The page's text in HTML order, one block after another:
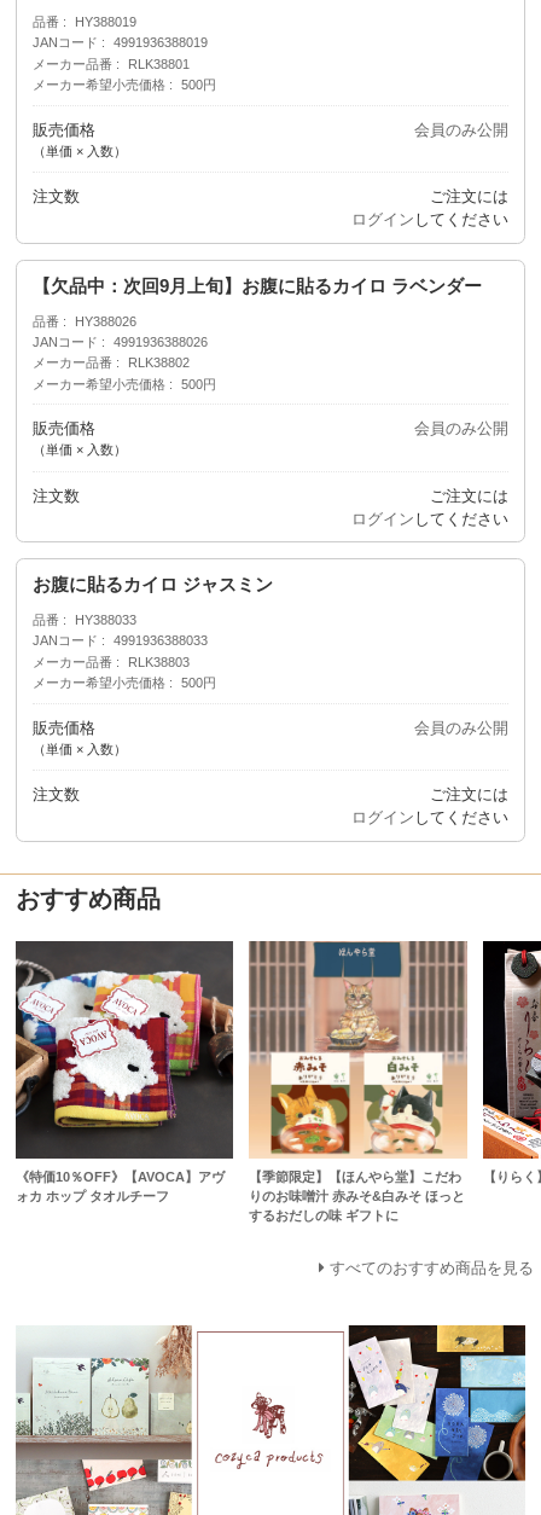
品番
HY388019
JANコード
4991936388019
メーカー品番
RLK38801
メーカー希望小売価格
500円
販売価格
（単価 × 入数）
会員のみ公開
注文数
ご注文には
ログイン してください
【欠品中：次回9月上旬】お腹に貼るカイロ ラベンダー
品番
HY388026
JANコード
4991936388026
メーカー品番
RLK38802
メーカー希望小売価格
500円
販売価格
（単価 × 入数）
会員のみ公開
注文数
ご注文には
ログイン してください
お腹に貼るカイロ ジャスミン
品番
HY388033
JANコード
4991936388033
メーカー品番
RLK38803
メーカー希望小売価格
500円
販売価格
（単価 × 入数）
会員のみ公開
注文数
ご注文には
ログイン してください
おすすめ商品
《特価10％OFF》【AVOCA】アヴ
ォカ ホップ タオルチーフ
【季節限定】【ほんやら堂】こだわ
りのお味噌汁 赤みそ&白みそ ほっと
するおだしの味 ギフトに
【りら
すべてのおすすめ商品を見る